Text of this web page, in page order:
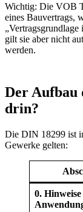
Wichtig: Die VOB
eines Bauvertrags,
gilt sie aber nicht
werden.
Der Aufbau
drin?
Die DIN 18299 ist
Gewerke gelten:
0.